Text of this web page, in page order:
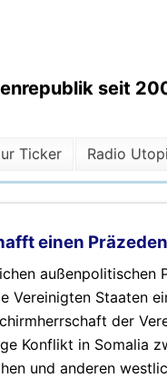
seit
Ticker Radio
einen
Vereinigten Staaten
der
Konflikt in Somalia
und anderen